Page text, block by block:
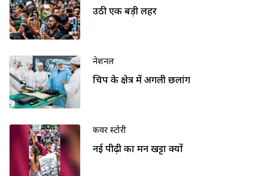
उठी एक बड़ी लहर
नेशनल
चिप के क्षेत्र में अगली छलांग
कवर स्टोरी
नई पीढ़ी का मन खट्टा क्यों